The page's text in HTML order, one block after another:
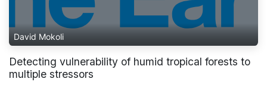
David Mokoli
Detecting vulnerability of humid tropical forests to
multiple stressors